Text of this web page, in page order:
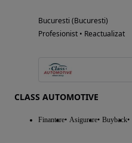
Bucuresti (Bucuresti)
Profesionist • Reactualizat
CLASS AUTOMOTIVE
Finantare Asigurare Buyback